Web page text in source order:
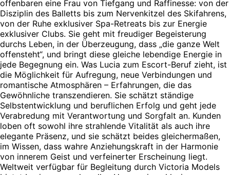
offenbaren eine Frau von Tiefgang und Raffinesse: von der
Disziplin des Balletts bis zum Nervenkitzel des Skifahrens,
von der Ruhe exklusiver Spa-Retreats bis zur Energie
exklusiver Clubs. Sie geht mit freudiger Begeisterung
durchs Leben, in der Überzeugung, dass „die ganze Welt
offensteht“, und bringt diese gleiche lebendige Energie in
jede Begegnung ein. Was Lucia zum Escort-Beruf zieht, ist
die Möglichkeit für Aufregung, neue Verbindungen und
romantische Atmosphären – Erfahrungen, die das
Gewöhnliche transzendieren. Sie schätzt ständige
Selbstentwicklung und beruflichen Erfolg und geht jede
Verabredung mit Verantwortung und Sorgfalt an. Kunden
loben oft sowohl ihre strahlende Vitalität als auch ihre
elegante Präsenz, und sie schätzt beides gleichermaßen,
im Wissen, dass wahre Anziehungskraft in der Harmonie
von innerem Geist und verfeinerter Erscheinung liegt.
Weltweit verfügbar für Begleitung durch Victoria Models